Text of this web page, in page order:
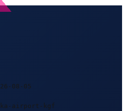
08-05
airport-kgf